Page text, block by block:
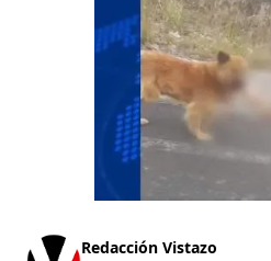
Redacción Vistazo